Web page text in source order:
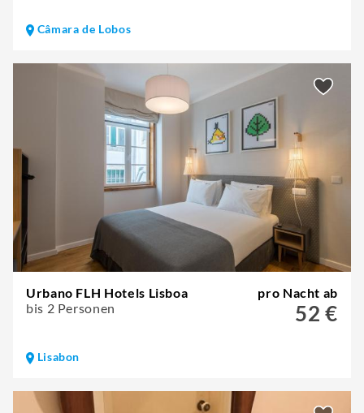
Câmara de Lobos
Urbano FLH Hotels Lisboa
bis 2 Personen
pro Nacht ab
52 €
Lisabon